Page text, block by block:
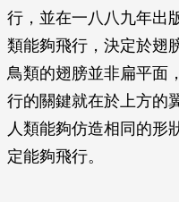
行，並在一八八九年出
類能夠飛行，決定於翅
鳥類的翅膀並非扁平面
行的關鍵就在於上方的
人類能夠仿造相同的形
定能夠飛行。